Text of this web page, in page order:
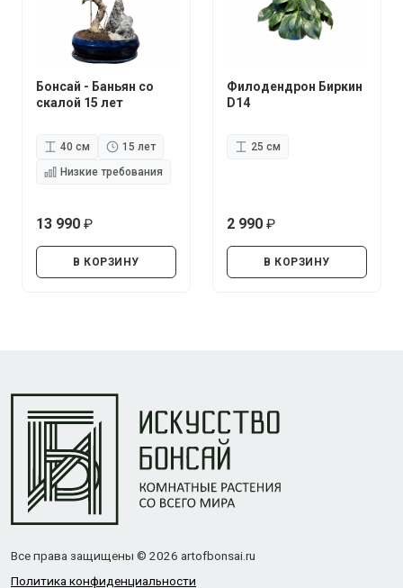
Бонсай - Баньян со
скалой 15 лет
40 см
15 лет
Низкие требования
13 990
В КОРЗИНУ
Филодендрон Биркин
D14
25 см
2 990
В КОРЗИНУ
Все права защищены © 2026 artofbonsai.ru
Политика конфиденциальности